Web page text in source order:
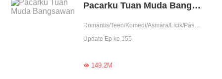
Pacarku Tuan Muda Bangsawan
Romantis/Teen/Komedi/Asmara/Licik/Pasangan manis
Update Ep ke 155
149.2M